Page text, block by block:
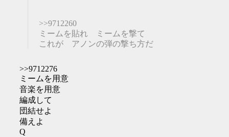
>>9712260
ミームを貼れ ミームを撃て
これが アノンの弾の撃ち方だ
>>9712276
ミームを用意
音楽を用意
編成して
団結せよ
備えよ
Q